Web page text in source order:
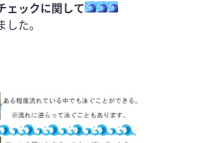
ェックに関して
た。